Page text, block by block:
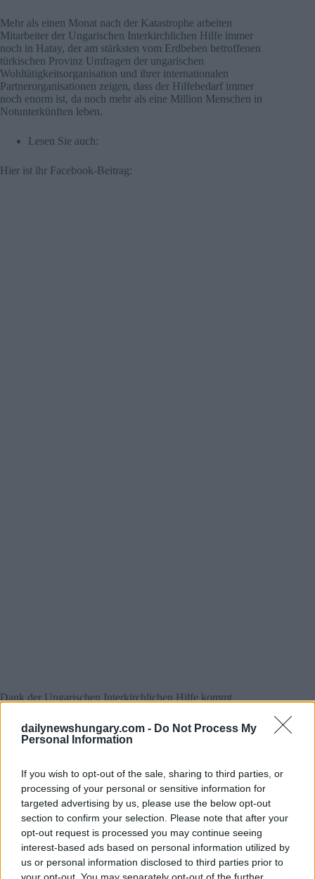
dailynewshungary.com - Do Not Process My
Personal Information
If you wish to opt-out of the sale, sharing to third parties, or
processing of your personal or sensitive information for
targeted advertising by us, please use the below opt-out
section to confirm your selection. Please note that after your
opt-out request is processed you may continue seeing
interest-based ads based on personal information utilized by
us or personal information disclosed to third parties prior to
your opt-out. You may separately opt-out of the further
Mehr als einen Monat nach der Katastrophe arbeiten
Mitarbeiter der Ungarischen Interkirchlichen Hilfe immer
noch in Hatay, der am stärksten vom Erdbeben betroffenen
türkischen Provinz Umfragen der ungarischen
Wohltätigkeitsorganisation und ihrer internationalen
Partnerorganisationen zeigen, dass der Hilfebedarf immer
noch enorm ist, da noch mehr als eine Million Menschen in
Notunterkünften leben.
Lesen Sie auch:
Hier ist ihr Facebook-Beitrag:
Dank der Ungarischen Interkirchlichen Hilfe kommt